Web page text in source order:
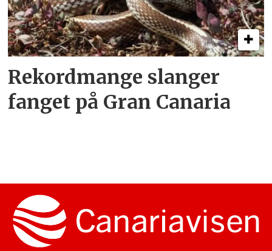
Rekordmange slanger
fanget på Gran Canaria